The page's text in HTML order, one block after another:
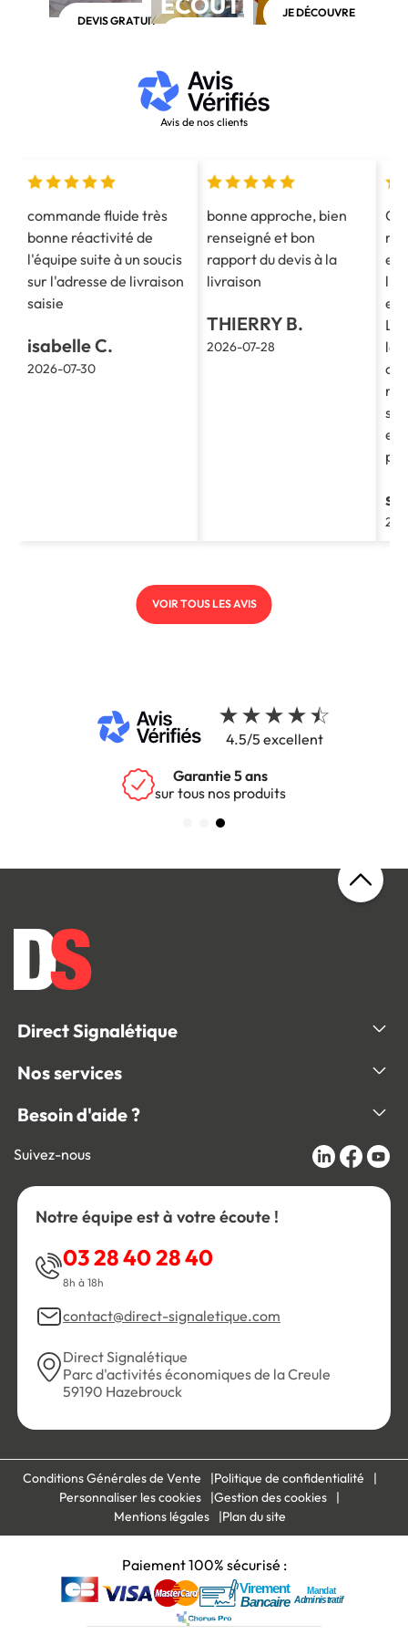
DEVIS GRATUIT
JE DÉCOUVRE
Avis de nos clients
commande fluide très
bonne réactivité de
l'équipe suite à un soucis
sur l'adresse de livraison
saisie
isabelle C.
2026-07-30
bonne approche, bien
renseigné et bon
rapport du devis à la
livraison
THIERRY B.
2026-07-28
est
et
La
le
et
VOIR TOUS LES AVIS
4.5/5 excellent
Garantie 5 ans
sur tous nos produits
Direct Signalétique
Nos services
Besoin d'aide ?
Suivez-nous
Notre équipe est à votre écoute !
03 28 40 28 40
8h à 18h
contact@direct-signaletique.com
Direct Signalétique
Parc d'activités économiques de la Creule
59190 Hazebrouck
Conditions Générales de Vente
Politique de confidentialité
Personnaliser les cookies
Gestion des cookies
Mentions légales
Plan du site
Paiement 100% sécurisé :